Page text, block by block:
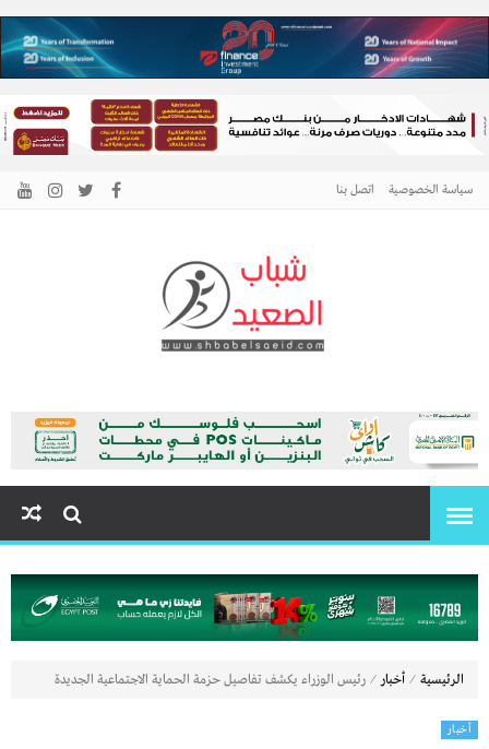
سياسة الخصوصية اتصل بنا
شباب الصعيد
الرئيسية ⁄ أخبار ⁄ رئيس الوزراء يكشف تفاصيل حزمة الحماية الاجتماعية الجديدة
أخبار